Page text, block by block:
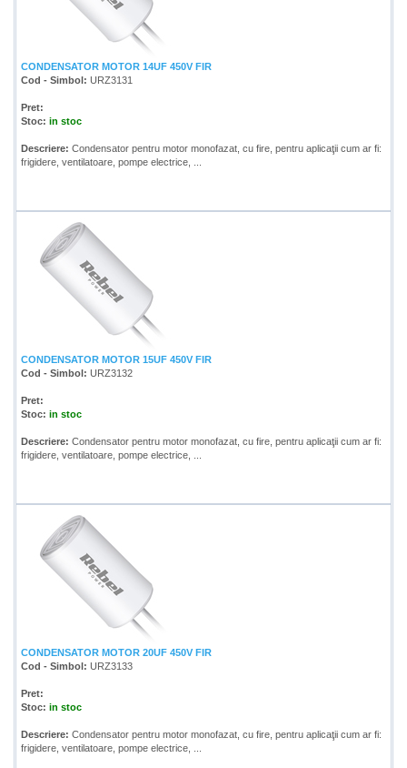
CONDENSATOR MOTOR 14UF 450V FIR
Cod - Simbol: URZ3131
Pret:
Stoc: in stoc
Descriere: Condensator pentru motor monofazat, cu fire, pentru aplicaţii cum ar fi:
frigidere, ventilatoare, pompe electrice, ...
CONDENSATOR MOTOR 15UF 450V FIR
Cod - Simbol: URZ3132
Pret:
Stoc: in stoc
Descriere: Condensator pentru motor monofazat, cu fire, pentru aplicaţii cum ar fi:
frigidere, ventilatoare, pompe electrice, ...
CONDENSATOR MOTOR 20UF 450V FIR
Cod - Simbol: URZ3133
Pret:
Stoc: in stoc
Descriere: Condensator pentru motor monofazat, cu fire, pentru aplicaţii cum ar fi:
frigidere, ventilatoare, pompe electrice, ...